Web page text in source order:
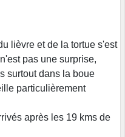
lièvre et de la tortue s'est
pas une surprise,
surtout dans la boue
particulièrement
après les 19 kms de